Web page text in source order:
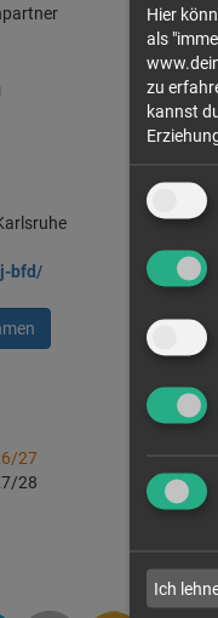
bfd/
27
28
Hier
als
zu
kannst
Ich